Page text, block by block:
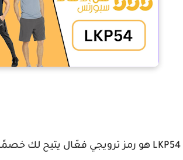
هو رمز ترويجي فعّال يتيح لك